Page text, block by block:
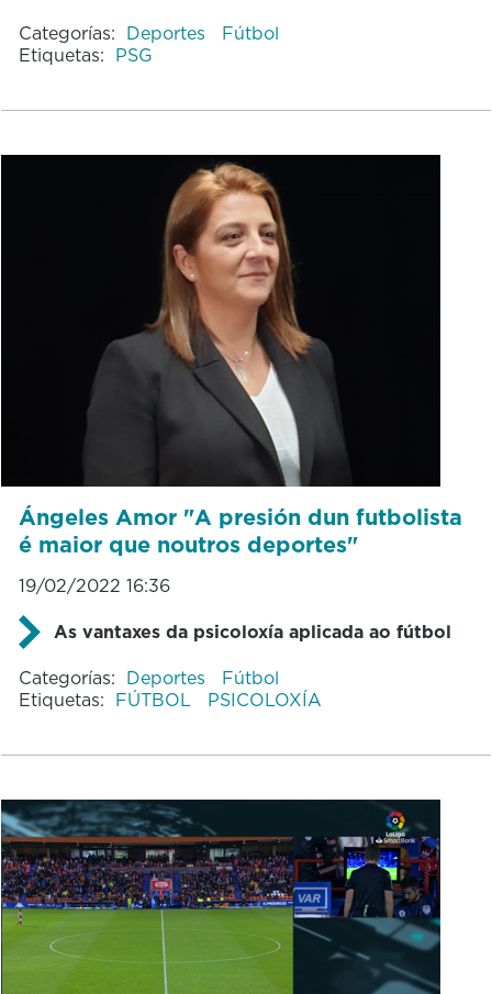
Categorías: Deportes
Fútbol
Etiquetas: PSG
Ángeles Amor "A presión dun futbolista
é maior que noutros deportes"
19/02/2022 16:36
As vantaxes da psicoloxía aplicada ao fútbol
Categorías: Deportes
Fútbol
Etiquetas: FÚTBOL PSICOLOXÍA